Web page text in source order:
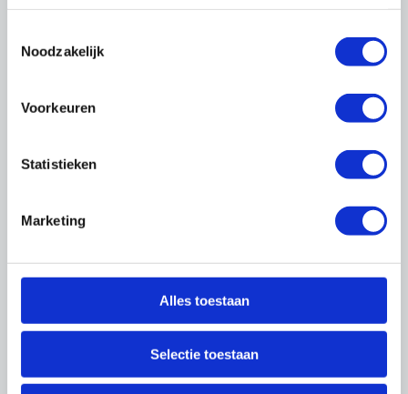
Noodzakelijk
Voorkeuren
Statistieken
Marketing
Alles toestaan
Selectie toestaan
Arbo & Milieu